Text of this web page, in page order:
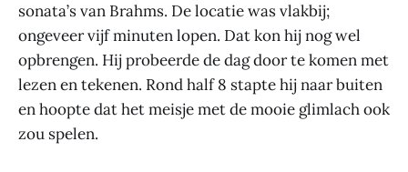
sonata’s van Brahms. De locatie was vlakbij;
ongeveer vijf minuten lopen. Dat kon hij nog wel
opbrengen. Hij probeerde de dag door te komen met
lezen en tekenen. Rond half 8 stapte hij naar buiten
en hoopte dat het meisje met de mooie glimlach ook
zou spelen.